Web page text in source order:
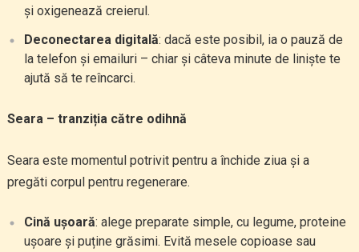
și oxigenează creierul.
Deconectarea digitală: dacă este posibil, ia o pauză de
la telefon și emailuri – chiar și câteva minute de liniște te
ajută să te reîncarci.
Seara – tranziția către odihnă
Seara este momentul potrivit pentru a închide ziua și a
pregăti corpul pentru regenerare.
Cină ușoară: alege preparate simple, cu legume, proteine
ușoare și puține grăsimi. Evită mesele copioase sau